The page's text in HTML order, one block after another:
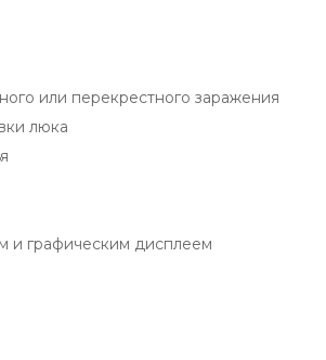
или перекрестного заражения
люка
и графическим дисплеем